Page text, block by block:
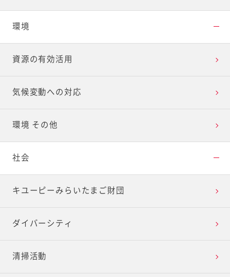
環境
資源の有効活用
気候変動への対応
環境 その他
社会
キユーピーみらいたまご財団
ダイバーシティ
清掃活動